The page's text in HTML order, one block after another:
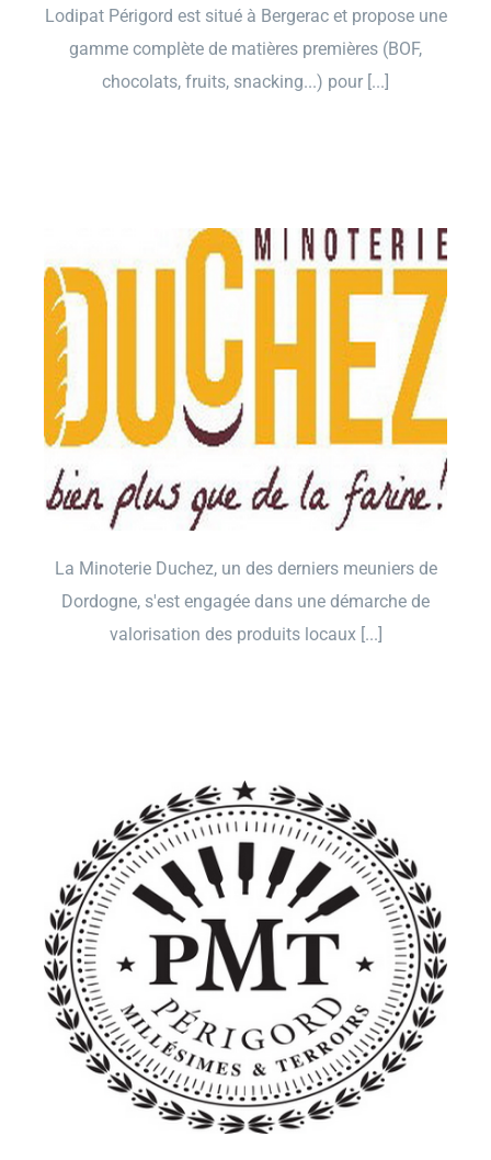
Lodipat Périgord est situé à Bergerac et propose une
gamme complète de matières premières (BOF,
chocolats, fruits, snacking...) pour [...]
La Minoterie Duchez, un des derniers meuniers de
Dordogne, s'est engagée dans une démarche de
valorisation des produits locaux [...]